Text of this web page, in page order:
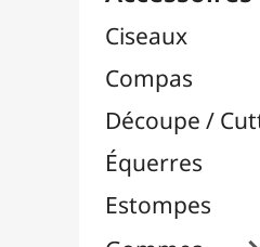
Gommes 
Pochoirs
Rapporteurs
Règles / Mesures
Taille-Crayons

Tapis de Coupe
Traçage / Gabarits